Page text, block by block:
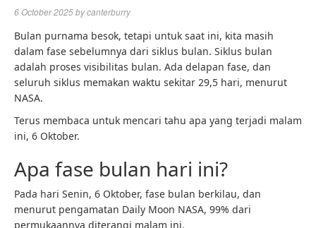
6 October 2025bycanterburry
Bulan purnama besok, tetapi untuk saat ini, kita masih
dalam fase sebelumnya dari siklus bulan. Siklus bulan
adalah proses visibilitas bulan. Ada delapan fase, dan
seluruh siklus memakan waktu sekitar 29,5 hari, menurut
NASA.
Terus membaca untuk mencari tahu apa yang terjadi malam
ini, 6 Oktober.
Apa fase bulan hari ini?
Pada hari Senin, 6 Oktober, fase bulan berkilau, dan
menurut pengamatan Daily Moon NASA, 99% dari
permukaannya diterangi malam ini.